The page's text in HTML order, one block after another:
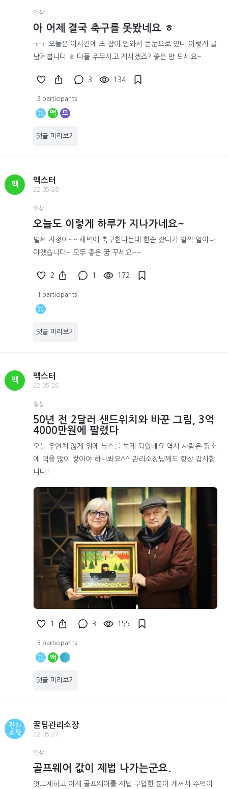
일상
아 어제 결국 축구를 못봤네요 ㅎ
ㅜㅜ 오늘은 이시간에 또 잠이 안와서 뜬눈으로 있다 이렇게 글
남겨봅니다 ㅎ 다들 주무시고 계시겠죠? 좋은 밤 되세요~
3 134
3 participants
맥 므
댓글 미리보기
맥
맥스터
22.05.28
일상
오늘도 이렇게 하루가 지나가네요~
벌써 자정이~~ 새벽에 축구한다는데 한숨 잤다가 일찍 일어나
야겠습니다~ 모두 좋은 꿈 꾸세요~~
2 1 172
1 participants
댓글 미리보기
맥
맥스터
22.05.28
일상
50년 전 2달러 샌드위치와 바꾼 그림, 3억
4000만원에 팔렸다
오늘 우연치 않게 위에 뉴스를 보게 되었네요 역시 사람은 평소
에 덕을 많이 쌓아야 하나봐요^^ 관리소장님께도 항상 감사합
니다!
1 3 155
3 participants
맥
댓글 미리보기
꿀팁관리소장
22.05.27
일상
골프웨어 값이 제법 나가는군요.
엇그제하고 어제 골프웨어를 제법 구입한 분이 계셔서 수익이